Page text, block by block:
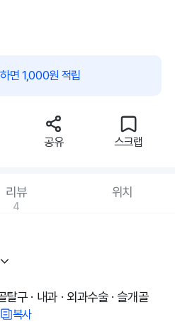
면 1,000원 적립
공유 스크랩
리뷰
4
위치
탈구 · 내과 · 외과수술 · 슬개골
복사